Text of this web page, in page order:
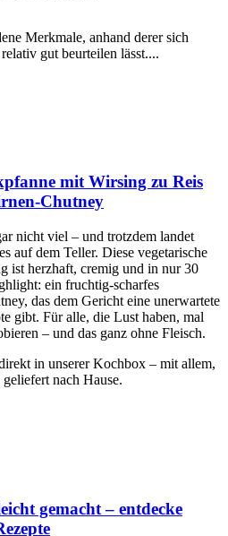
Merkmale, anhand derer sich
gut beurteilen lässt....
mit Wirsing zu Reis
Chutney
nicht viel – und trotzdem landet
auf dem Teller. Diese vegetarische
ist herzhaft, cremig und in nur 30
ein fruchtig-scharfes
das dem Gericht eine unerwartete
gibt. Für alle, die Lust haben, mal
– und das ganz ohne Fleisch.
in unserer Kochbox – mit allem,
nach Hause.
gemacht – entdecke